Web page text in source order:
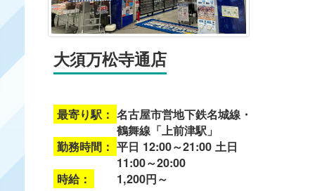
大須万松寺通店
最寄り駅： 名古屋市営地下鉄名城線・
鶴舞線「上前津駅」
勤務時間： 平日 12:00～21:00 土日
11:00～20:00
時給：
1,200円～